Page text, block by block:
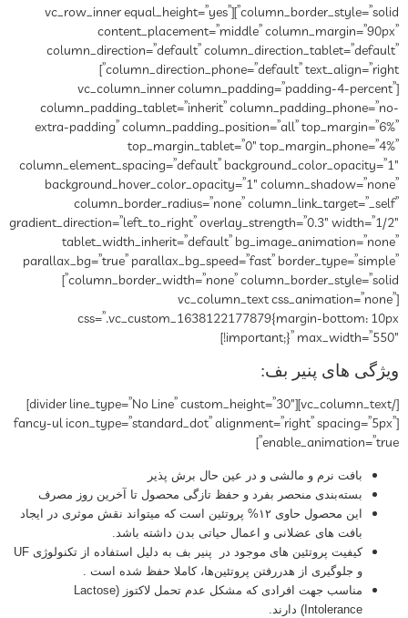
column_border_style=”solid”][vc_row_inner equal_height=”yes”
content_placement=”middle” column_margin=”90px”
column_direction=”default” column_direction_tablet=”default”
column_direction_phone=”default” text_align=”right”]
[vc_column_inner column_padding=”padding-4-percent”
column_padding_tablet=”inherit” column_padding_phone=”no-
extra-padding” column_padding_position=”all” top_margin=”6%”
top_margin_tablet=”0″ top_margin_phone=”4%”
column_element_spacing=”default” background_color_opacity=”1″
background_hover_color_opacity=”1″ column_shadow=”none”
column_border_radius=”none” column_link_target=”_self”
gradient_direction=”left_to_right” overlay_strength=”0.3″ width=”1/2″
tablet_width_inherit=”default” bg_image_animation=”none”
parallax_bg=”true” parallax_bg_speed=”fast” border_type=”simple”
column_border_width=”none” column_border_style=”solid”]
[vc_column_text css_animation=”none”
css=”.vc_custom_1638122177879{margin-bottom: 10px
!important;}” max_width=”550″]
ویژگی های پنیر بف:
[/vc_column_text][divider line_type=”No Line” custom_height=”30″]
[fancy-ul icon_type=”standard_dot” alignment=”right” spacing=”5px”
enable_animation=”true”]
بافت نرم و مالشی و در عین حال برش پذیر
بسته‌بندی منحصر بفرد و حفظ تازگی محصول تا آخرین روز مصرف
این محصول حاوی ۱۲% پروتئین است که میتواند نقش موثری در ایجاد
بافت های عضلانی و اعمال حیاتی بدن داشته باشد.
کیفیت پروتئین های موجود در پنیر بف به دلیل استفاده از تکنولوژی UF
و جلوگیری از هدررفتن پروتئین‌ها، کاملا حفظ شده است .
مناسب جهت افرادی که مشکل عدم تحمل لاکتوز (Lactose
Intolerance) دارند.